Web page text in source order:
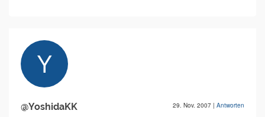
@YoshidaKK 29. Nov. 2007 | Antworten